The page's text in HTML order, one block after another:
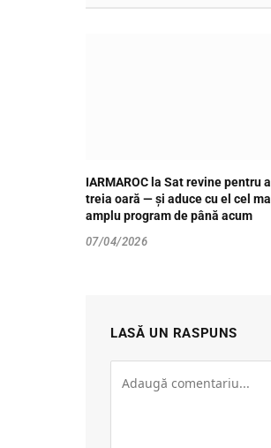
IARMAROC la Sat revine pentru a
treia oară — și aduce cu el cel
amplu program de până acum
07/04/2026
LASĂ UN RASPUNS